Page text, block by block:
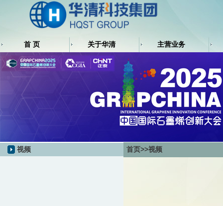
首 页 关于华清 主营业务
视频 首页>>视频